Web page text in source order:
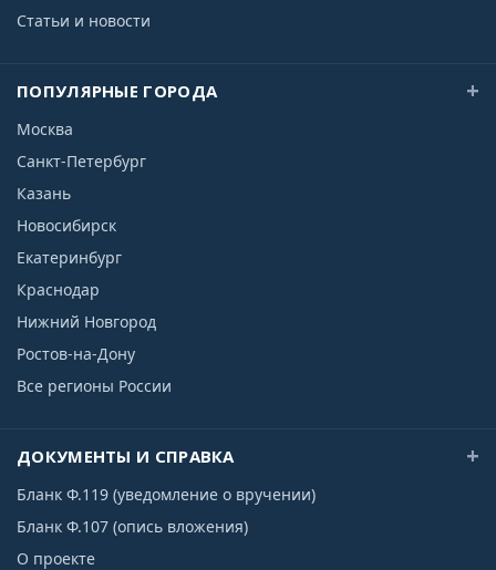
Статьи и новости
ПОПУЛЯРНЫЕ ГОРОДА
Москва
Санкт-Петербург
Казань
Новосибирск
Екатеринбург
Краснодар
Нижний Новгород
Ростов-на-Дону
Все регионы России
ДОКУМЕНТЫ И СПРАВКА
Бланк Ф.119 (уведомление о вручении)
Бланк Ф.107 (опись вложения)
О проекте